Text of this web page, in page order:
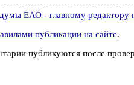
ЕАО - главному редактору
публикации на сайте.
публикуются после